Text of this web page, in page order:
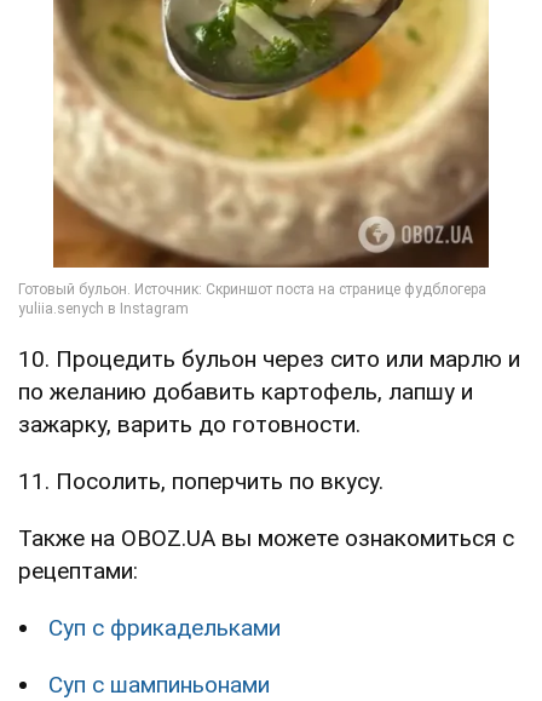
10. Процедить бульон через сито или марлю и
по желанию добавить картофель, лапшу и
зажарку, варить до готовности.
11. Посолить, поперчить по вкусу.
Также на OBOZ.UA вы можете ознакомиться с
рецептами:
Суп с фрикадельками
Суп с шампиньонами